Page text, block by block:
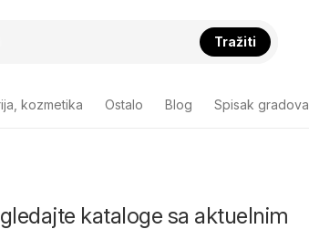
Tražiti
kozmetika Ostalo Blog Spisak gradova
kataloge sa aktuelnim